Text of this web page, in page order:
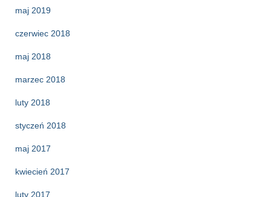
maj 2019
czerwiec 2018
maj 2018
marzec 2018
luty 2018
styczeń 2018
maj 2017
kwiecień 2017
luty 2017